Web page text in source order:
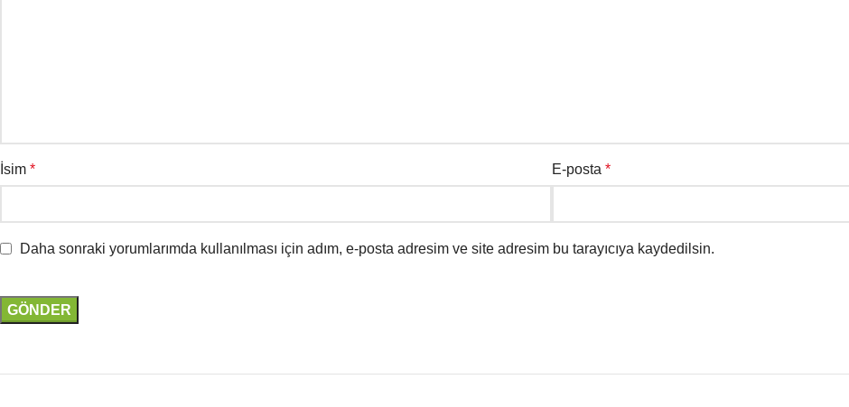
İsim * E-posta *
Daha sonraki yorumlarımda kullanılması için adım, e-posta adresim ve site adresim bu tarayıcıya kaydedilsin.